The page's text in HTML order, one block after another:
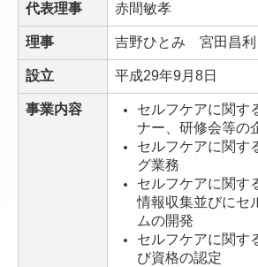
セミナー・イベント情報
プレスリリース
賛助会員クリニック様専用
お問合せ・レンタル申込
ウルトラーマレンタルお申込み
代表理事 赤間敏孝
理事 吉野ひとみ 宮田昌
設立 平成29年9月8日
事業内容
セルフケアに関す
ナー、研修会等の
セルフケアに関す
グ業務
セルフケアに関す
情報収集並びにセ
ムの開発
セルフケアに関す
び資格の認定